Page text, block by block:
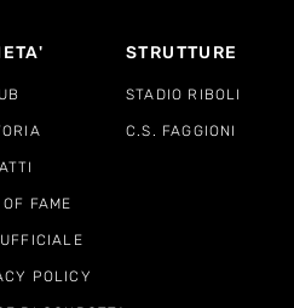
STRUTTURE
STADIO RIBOLI
C.S. FAGGIONI
FAME
POLICY